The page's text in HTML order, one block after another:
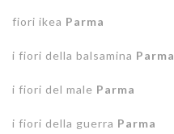
fiori ikea Parma
i fiori della balsamina Parma
i fiori del male Parma
i fiori della guerra Parma